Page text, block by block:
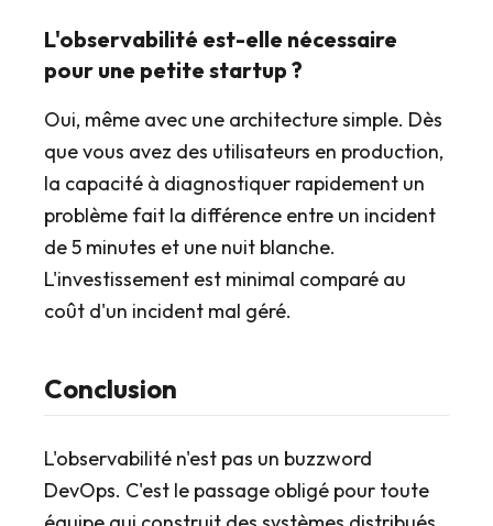
L'observabilité est-elle nécessaire
pour une petite startup ?
Oui, même avec une architecture simple. Dès
que vous avez des utilisateurs en production,
la capacité à diagnostiquer rapidement un
problème fait la différence entre un incident
de 5 minutes et une nuit blanche.
L'investissement est minimal comparé au
coût d'un incident mal géré.
Conclusion
L'observabilité n'est pas un buzzword
DevOps. C'est le passage obligé pour toute